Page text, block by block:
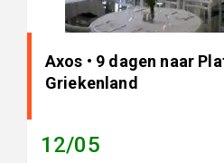
Axos • 9 dagen naar
Griekenland
12/05